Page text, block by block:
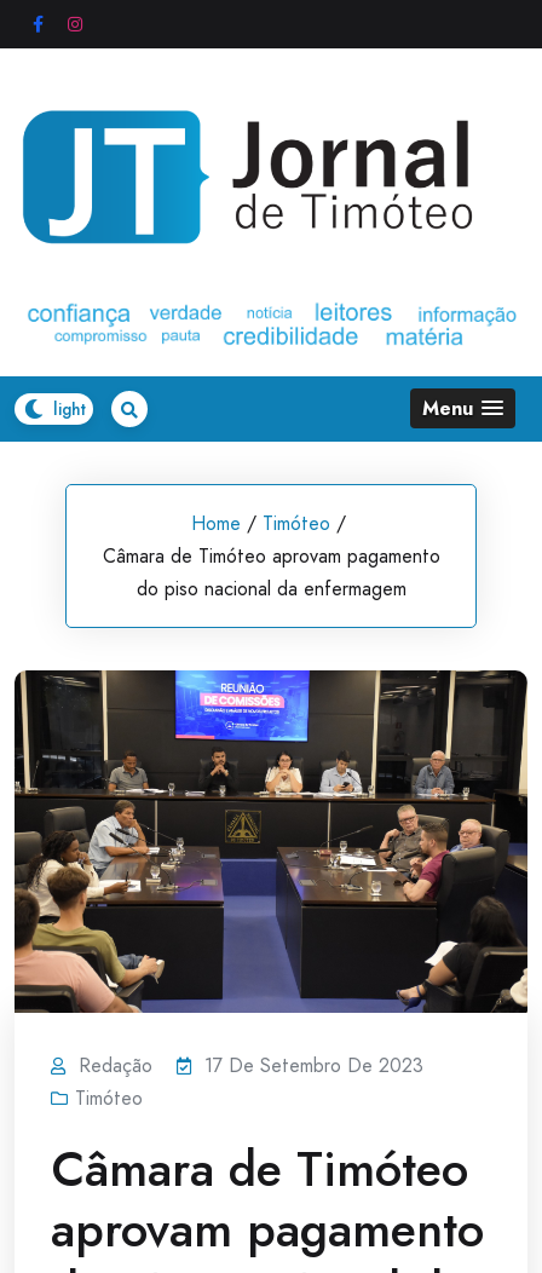
to
Menu
Home / Timóteo /
Câmara de Timóteo aprovam pagamento
do piso nacional da enfermagem
Redação
17 De Setembro De 2023
Timóteo
Câmara de Timóteo
aprovam pagamento